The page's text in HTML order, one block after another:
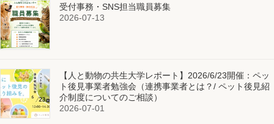
受付事務・SNS担当職員募集
2026-07-13
【人と動物の共生大学レポート】2026/6/23開催：ペッ
ト後見事業者勉強会（連携事業者とは？/ ペット後見紹
介制度についてのご相談）
2026-07-01